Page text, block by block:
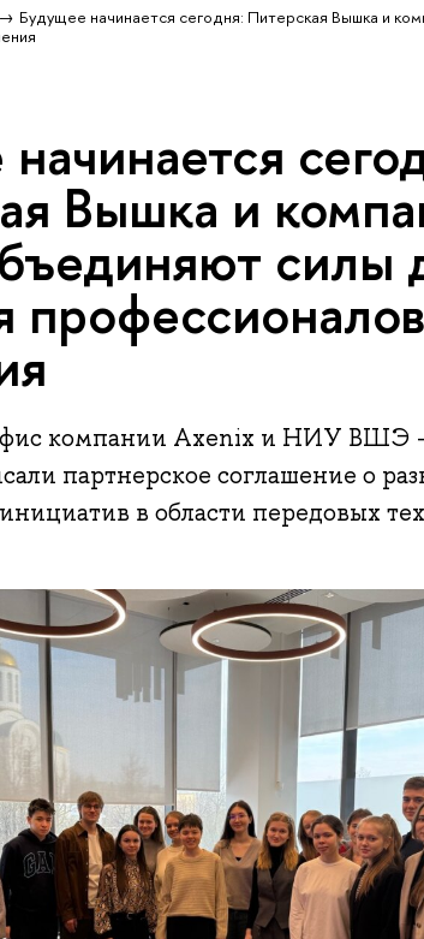
Будущее начинается сегодня: Питерская Вышка и
Вышка и
силы
компании Axenix и НИУ ВШЭ
партнерское соглашение о
в области передовых